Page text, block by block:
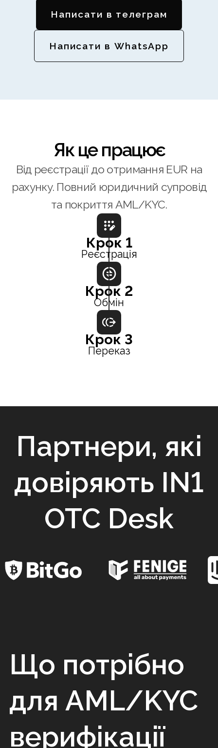
Написати в телеграм
Написати в WhatsApp
Як це працює
Від реєстрації до отримання EUR на
рахунку. Повний юридичний супровід
та покриття AML/KYC.
Крок 1
Реєстрація
Крок 2
Обмін
Крок 3
Переказ
Партнери, які
довіряють IN1
OTC Desk
Що потрібно
для AML/KYC
верифікації